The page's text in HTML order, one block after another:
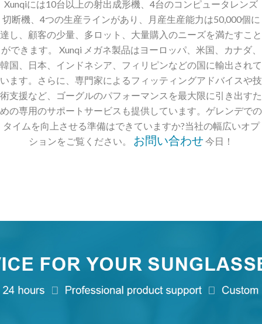
Xunqiには10台以上の射出成形機、4台のコンピュータレンズ
切断機、4つの生産ラインがあり、月産生産能力は50,000個に
達し、顧客の少量、多ロット、大量購入のニーズを満たすこと
ができます。 Xunqi メガネ製品はヨーロッパ、米国、カナダ、
韓国、日本、インドネシア、フィリピンなどの国に輸出されて
います。さらに、専門家によるフィッティングアドバイスや技
術支援など、ゴーグルのパフォーマンスを最大限に引き出すた
めの専用のサポートサービスも提供しています。ゲレンデでの
タイムを向上させる準備はできていますか?当社の幅広いオプ
ションをご覧ください。 お問い合わせ今日！